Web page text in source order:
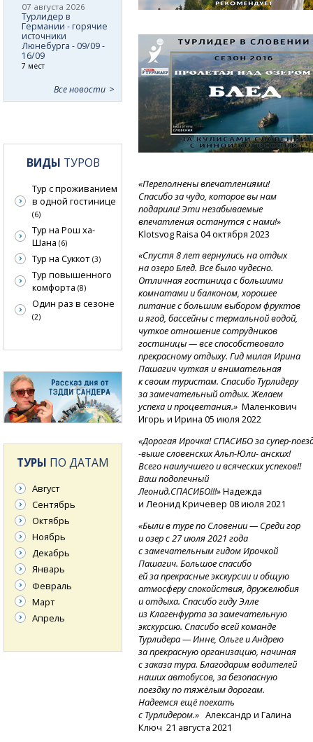
«Переполнены впечатлениями!
Спасибо за чудо, которое вы нам
подарили! Эти незабываемые
впечатления останутся с нами!»
Klotsvog Raisa 04 октября 2023
«Спустя 8 лет вернулись на отдых
на озеро Блед. Все было чудесно.
Отличная гостиница с большими
комнатами и балконом, хорошее
питание с большим выбором фруктов
и ягод, бассейны с термальной водой,
чуткое отношение сотрудников
гостиницы — все способствовало
прекрасному отдыху. Гид милая Ирина
Пашагич чуткая и внимательная
к своим туристам. Спасибо Турлидеру
за замечательный отдых. Желаем
успеха и процветания.» Маленкович
Игорь и Ирина 05 июля 2022
«ДорогаяИрочка!СПАСИБОза супер-
-вышесловенскихАльп-Юли-анских!
Всего наилучшего и всяческих успехов!!
Ваш подопечный
Леонид.СПАСИБО!!!»Надежда
и Леонид Кричевер 08 июля 2021
«Были в туре по Словении — Среди гор
и озер с 27 июля 2021 года
с замечательным гидом Ирочкой
Пашагич. Большое спасибо
ей за прекрасные экскурсии и общую
атмосферу спокойствия, дружелюбия
и отдыха. Спасибо гиду Элле
из Клагенфурта за замечательную
экскурсию. Спасибо всей команде
Турлидера — Инне, Ольге и Андрею
за прекрасную организацию, начиная
с заказа тура. Благодарим водителей
наших автобусов, за безопасную
поездку по тяжёлым дорогам.
Надеемся ещё поехать
с Турлидером.» Александр и Галина
Ключ 21 августа 2021
07 августа 2026
Турлидер в
Германии - горячие
источники
Люнебурга - 09/09 -
16/09
7 мест
Все новости
ВИДЫ ТУРОВ
Тур с проживанием
в одной гостинице
(6)
Тур на Рош ха-
Шана (6)
Тур на Суккот (3)
Тур повышенного
комфорта (8)
Один раз в сезоне
(2)
ТУРЫ ПО ДАТАМ
Август
Сентябрь
Октябрь
Ноябрь
Декабрь
Январь
Февраль
Март
Апрель